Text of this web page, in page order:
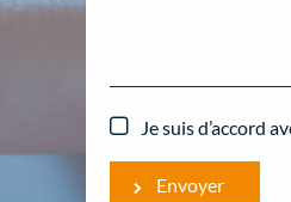
Je suis d’accord
Envoyer